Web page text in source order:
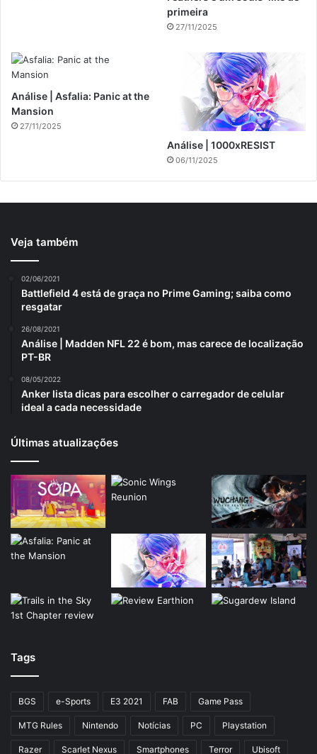
primeira
27/11/2025
Análise | Asfalia: Panic at the
Mansion
27/11/2025
Análise | 1000xRESIST
06/11/2025
Veja também
02/06/2021
Battlefield 4 está de graça no Prime Gaming; saiba como
resgatar
26/08/2021
Análise | Madden NFL 22 é bom, mas carece de localização
PT-BR
08/05/2022
Anker lista dicas para escolher o carregador de celular
ideal a cada necessidade
Últimas atualizações
Tags
BGS e-Sports E3 2021 FAB Game Pass
MTG Rules Nintendo Notícias PC Playstation
Razer Scarlet Nexus Smartphones Terror Ubisoft